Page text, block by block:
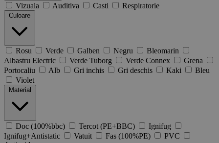
Vizuala Auditiva Casti Respiratorie
Culoare
Rosu Verde Galben Negru
Bleomarin
Albastru Electric
Verde Tuborg Verde Connex
Grena
Portocaliu
Alb Gri inchis Gri deschis Kaki
Bleu
Violet
Material
Doc (100%bbc) Tercot (PE+BBC)
Ignifug
Ignifug+Antistatic
Vatuit Fas (100%PE)
PVC